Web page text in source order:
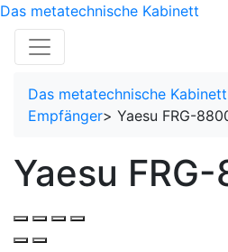
Das metatechnische Kabinett
Das metatechnische Kabinett
Empfänger> Yaesu FRG-
Yaesu